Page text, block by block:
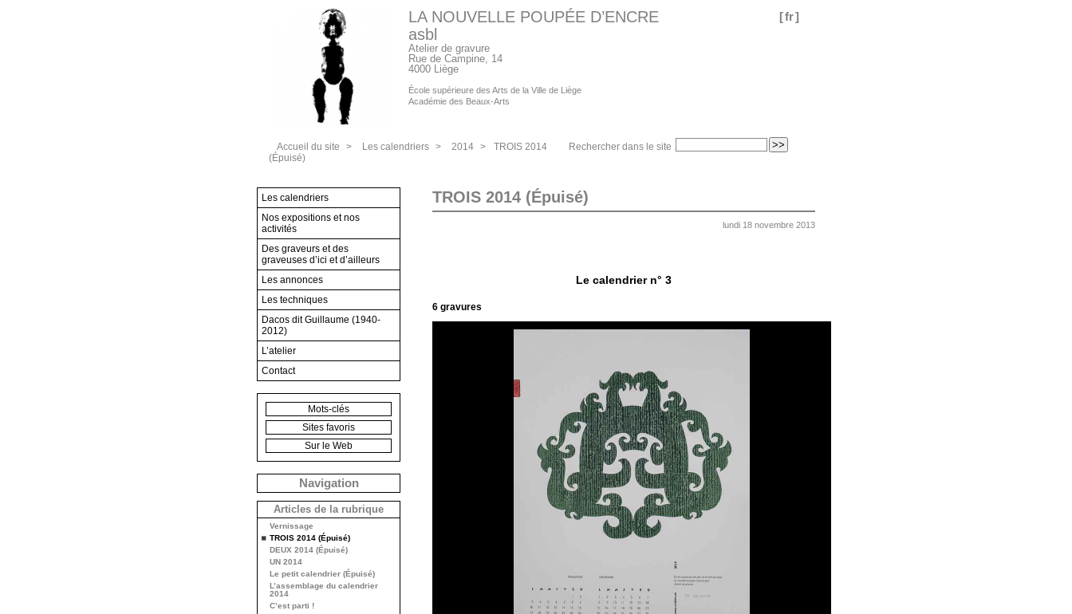
[fr]
LA NOUVELLE POUPÉE D’ENCRE
asbl
Atelier de gravure
Rue de Campine, 14
4000 Liège
École supérieure des Arts de la Ville de Liège
Académie des Beaux-Arts
Rechercher dans le site
Accueil du site > Les calendriers > 2014 >
TROIS 2014
(Épuisé)
TROIS 2014 (Épuisé)
lundi 18 novembre 2013
Le calendrier n° 3
6 gravures
Les calendriers
Nos expositions et nos
activités
Des graveurs et des
graveuses d’ici et d’ailleurs
Les annonces
Les techniques
Dacos dit Guillaume (1940-
2012)
L’atelier
Contact
Mots-clés
Sites favoris
Sur le Web
Navigation
Articles de la rubrique
Vernissage
TROIS 2014 (Épuisé)
DEUX 2014 (Épuisé)
UN 2014
Le petit calendrier (Épuisé)
L’assemblage du calendrier
2014
C’est parti !